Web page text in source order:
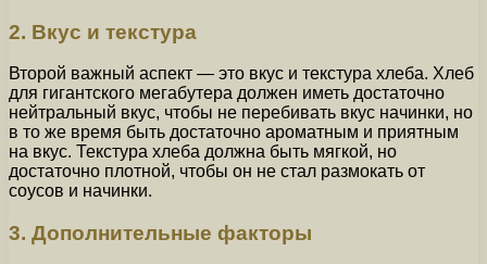
2. Вкус и текстура
Второй важный аспект — это вкус и текстура хлеба. Хлеб
для гигантского мегабутера должен иметь достаточно
нейтральный вкус, чтобы не перебивать вкус начинки, но
в то же время быть достаточно ароматным и приятным
на вкус. Текстура хлеба должна быть мягкой, но
достаточно плотной, чтобы он не стал размокать от
соусов и начинки.
3. Дополнительные факторы